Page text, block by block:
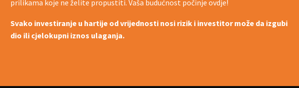
prilikama koje ne želite propustiti. Vaša budućnost počinje ovdje!
Svako investiranje u hartije od vrijednosti nosi rizik i investitor može da izgubi
dio ili cjelokupni iznos ulaganja.